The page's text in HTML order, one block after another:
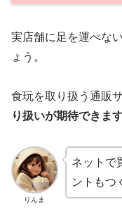
実店舗に足を運べな
ょう。
食玩を取り扱う通販
り扱いが期待できま
りんま
ネットで
ントもつ